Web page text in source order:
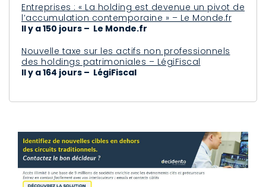
Entreprises : « La holding est devenue un pivot de
l’accumulation contemporaine » – Le Monde.fr
Il y a 150 jours – Le Monde.fr
Nouvelle taxe sur les actifs non professionnels
des holdings patrimoniales – LégiFiscal
Il y a 164 jours – LégiFiscal